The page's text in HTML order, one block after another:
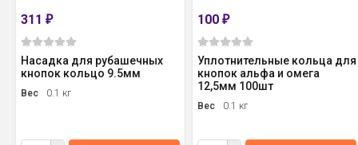
311 ₽
Насадка для рубашечных
кнопок кольцо 9.5мм
Вес 0.1 кг
100 ₽
Уплотнительные кольца для
кнопок альфа и омега
12,5мм 100шт
Вес 0.1 кг